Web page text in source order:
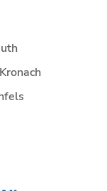
Kronach